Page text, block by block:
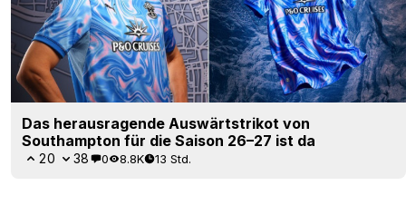
Das herausragende Auswärtstrikot von
Southampton für die Saison 26–27 ist da
20 38 0 8.8K 13 Std.